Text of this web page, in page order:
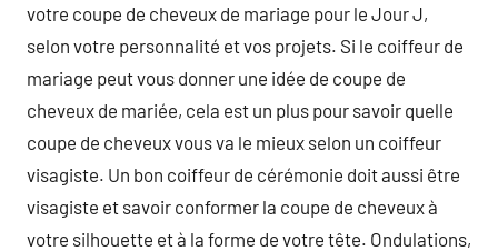
votre coupe de cheveux de mariage pour le Jour J,
selon votre personnalité et vos projets. Si le coiffeur de
mariage peut vous donner une idée de coupe de
cheveux de mariée, cela est un plus pour savoir quelle
coupe de cheveux vous va le mieux selon un coiffeur
visagiste. Un bon coiffeur de cérémonie doit aussi être
visagiste et savoir conformer la coupe de cheveux à
votre silhouette et à la forme de votre tête. Ondulations,